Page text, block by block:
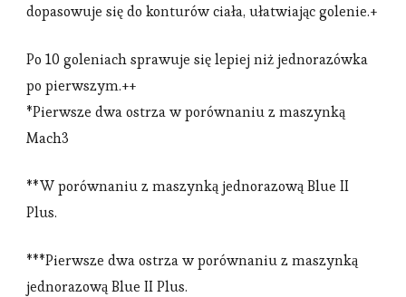
dopasowuje się do konturów ciała, ułatwiając golenie.+
Po 10 goleniach sprawuje się lepiej niż jednorazówka
po pierwszym.++
*Pierwsze dwa ostrza w porównaniu z maszynką
Mach3
**W porównaniu z maszynką jednorazową Blue II
Plus.
***Pierwsze dwa ostrza w porównaniu z maszynką
jednorazową Blue II Plus.